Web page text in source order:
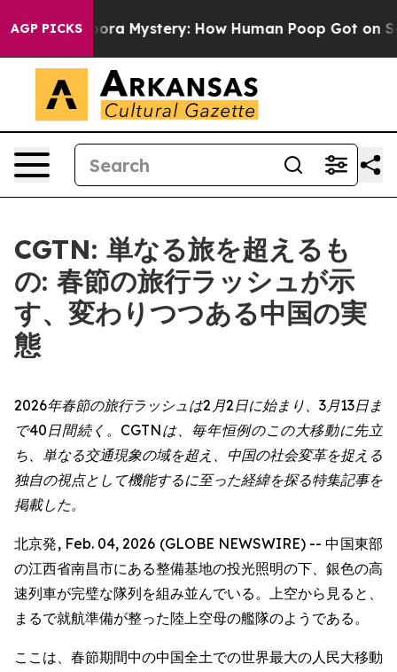
AGP PICKSMystery: How Human Poop Got on So
CGTN: 単なる旅を超えるも
の: 春節の旅行ラッシュが示
す、変わりつつある中国の実
態
2026年春節の旅行ラッシュは2月2日に始まり、3月13日ま
で40日間続く。CGTNは、毎年恒例のこの大移動に先立
ち、単なる交通現象の域を超え、中国の社会変革を捉える
独自の視点として機能するに至った経緯を探る特集記事を
掲載した。
北京発, Feb. 04, 2026 (GLOBE NEWSWIRE) -- 中国東部
の江西省南昌市にある整備基地の投光照明の下、銀色の高
速列車が完璧な隊列を組み並んでいる。上空から見ると、
まるで就航準備が整った陸上空母の艦隊のようである。
ここは、春節期間中の中国全土での世界最大の人民大移動